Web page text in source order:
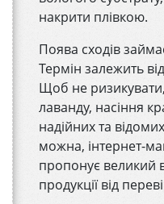
накрити плівкою.
Поява сходів
Термін залежить
Щоб не
лаванду, насіння
надійних та
можна, інтернет-
пропонує великий
продукції від